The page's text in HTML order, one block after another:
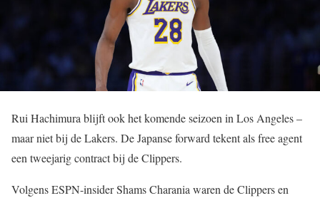
Rui Hachimura blijft ook het komende seizoen in Los Angeles –
maar niet bij de Lakers. De Japanse forward tekent als free agent
een tweejarig contract bij de Clippers.
Volgens ESPN-insider Shams Charania waren de Clippers en